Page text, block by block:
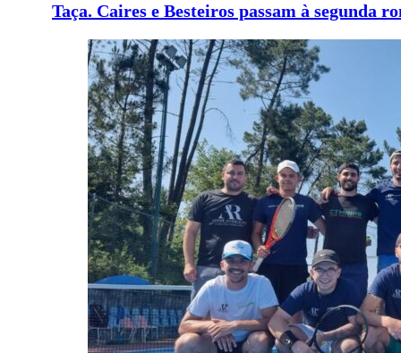
Taça. Caires e Besteiros passam à segunda